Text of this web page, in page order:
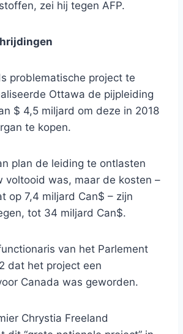
zei hij tegen AFP.
problematische project te
Ottawa de pijpleiding
$ 4,5 miljard om deze in 2018
te kopen.
plan de leiding te ontlasten
voltooid was, maar de kosten –
op 7,4 miljard Can$ – zijn
tot 34 miljard Can$.
van het Parlement
dat het project een
Canada was geworden.
Chrystia Freeland